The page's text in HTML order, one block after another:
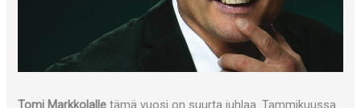
Tomi Markkolalle tämä vuosi on suurta juhlaa. Tammikuussa